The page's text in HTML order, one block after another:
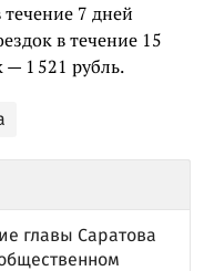
7 дней
в течение 15
1 521 рубль.
главы Саратова